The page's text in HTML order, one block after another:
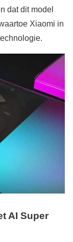
dat dit model
Xiaomi in
AI Super